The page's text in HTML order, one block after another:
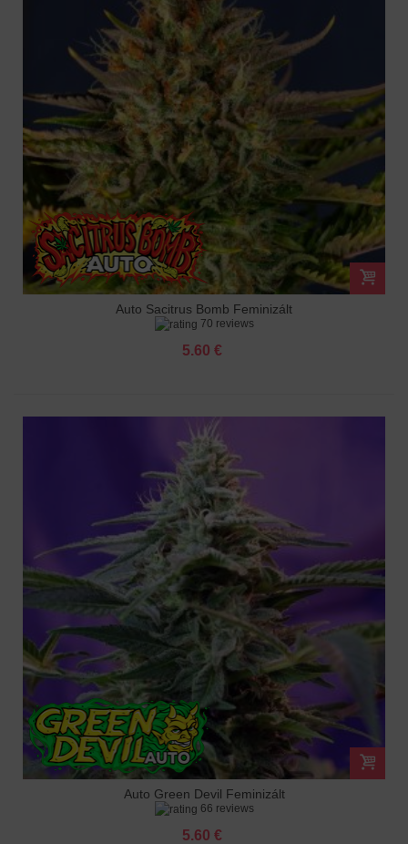
Auto Sacitrus Bomb Feminizált
70 reviews
5.60 €
Auto Green Devil Feminizált
66 reviews
5.60 €